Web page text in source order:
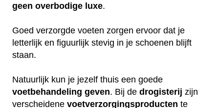
geen overbodige luxe.
Goed verzorgde voeten zorgen ervoor dat je
letterlijk en figuurlijk stevig in je schoenen blijft
staan.
Natuurlijk kun je jezelf thuis een goede
voetbehandeling geven. Bij de drogisterij zijn
verscheidene voetverzorgingsproducten te